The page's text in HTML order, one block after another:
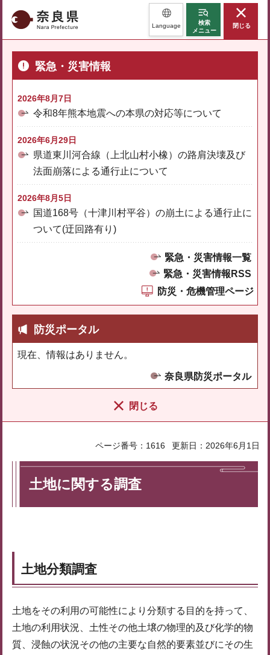
奈良県 Language
検索
メニュー
閉じる
緊急・災害情報
2026年8月7日
令和8年熊本地震への本県の対応等について
2026年6月29日
県道東川河合線（上北山村小橡）の路肩決壊及び
法面崩落による通行止について
2026年8月5日
国道168号（十津川村平谷）の崩土による通行止に
ついて(迂回路有り)
緊急・災害情報一覧
緊急・災害情報RSS
防災・危機管理ページ
防災ポータル
現在、情報はありません。
奈良県防災ポータル
閉じる
ページ番号：1616 更新日：2026年6月1日
土地に関する調査
土地分類調査
土地をその利用の可能性により分類する目的を持って、
土地の利用状況、土性その他土壌の物理的及び化学的物
質、浸蝕の状況その他の主要な自然的要素並びにその生